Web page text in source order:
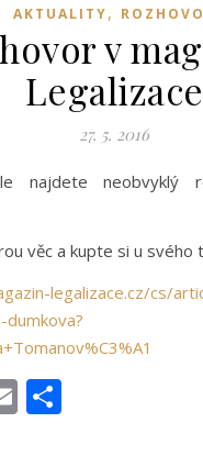
AKTUALITY,
v
Legalizace
27. 5. 2016
věc a kupte si u svého
legalizace.cz/cs/
dumkova?
Email